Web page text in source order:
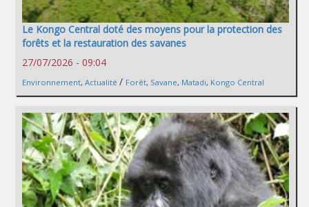
Le Kongo Central doté des moyens pour la protection des
forêts et la restauration des savanes
27/07/2026 - 09:04
Environnement, Actualité / Forêt, Savane, Matadi, Kongo Central